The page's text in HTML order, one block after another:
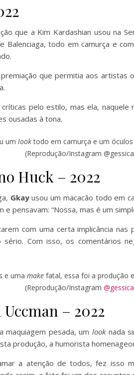
que a Kim Kardashian usou na
Balenciaga, todo em camurça e
que permitia aos artistas
pelo estilo, mas ela,
ousadas à tona.
um looktodo em camurça e um
(Reprodução/Instagram
Huck – 2022
Gkayusou um macacão todo em
pensavam: “Nossa, mas é um
com uma certa implicância
Com isso, os comentários
e uma make fatal, essa foi a produção
(Reprodução/Instagram
Uccman – 2022
maquiagem pesada, um looknada
produção, a humorista
a atenção de todos, fez isso